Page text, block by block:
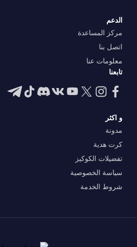
الدعم
مركز المساعدة
اتصل بنا
معلومات عنا
تابعنا
و اكثر
مدونة
كرت هدية
تفضيلات الكوكيز
سياسة الخصوصية
شروط الخدمة